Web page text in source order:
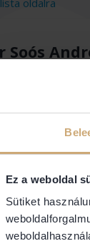
Ez a weboldal
Sütiket
oldalra
Soós
Andrea
Gyöngyvér u.